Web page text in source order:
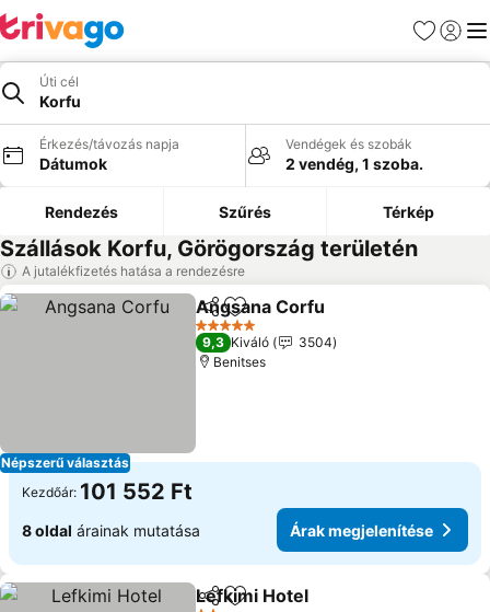
Kedvencek
Úti cél
Korfu
Érkezés/távozás napja
Dátumok
Vendégek és szobák
2 vendég, 1 szoba.
Rendezés Szűrés Térkép
Szállások Korfu, Görögország területén
A jutalékfizetés hatása a rendezésre
Népszerű választás
Megosztás
Hozzáadás a kedvencekhez
Angsana Corfu
5 Kategória
9,3 Kiváló
3504
Benitses
Kezdőár: 101 552 Ft
8 oldal árainak mutatása Árak megjelenítése
Megosztás
Hozzáadás a kedvencekhez
Lefkimi Hotel